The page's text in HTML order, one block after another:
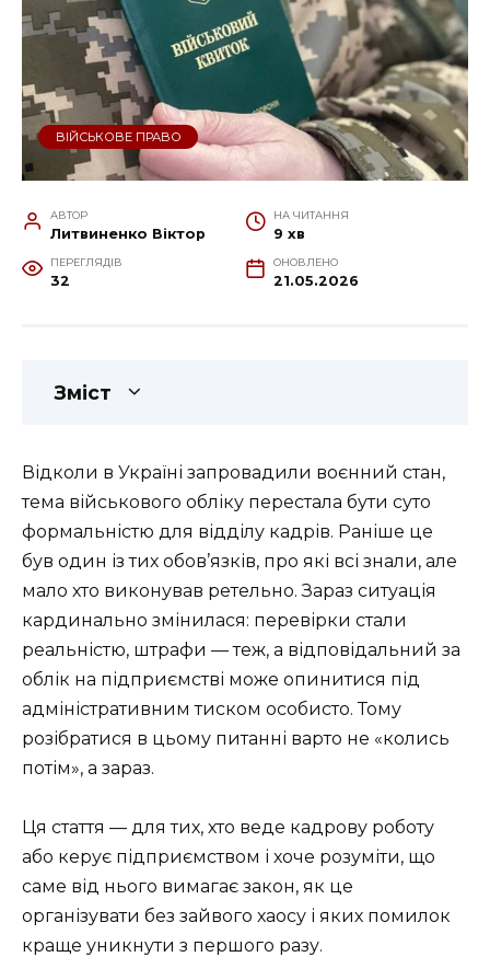
ВІЙСЬКОВЕ ПРАВО
АВТОР
Литвиненко Віктор
НА ЧИТАННЯ
9 хв
ПЕРЕГЛЯДІВ
32
ОНОВЛЕНО
21.05.2026
Зміст
Відколи в Україні запровадили воєнний стан,
тема військового обліку перестала бути суто
формальністю для відділу кадрів. Раніше це
був один із тих обов’язків, про які всі знали, але
мало хто виконував ретельно. Зараз ситуація
кардинально змінилася: перевірки стали
реальністю, штрафи — теж, а відповідальний за
облік на підприємстві може опинитися під
адміністративним тиском особисто. Тому
розібратися в цьому питанні варто не «колись
потім», а зараз.
Ця стаття — для тих, хто веде кадрову роботу
або керує підприємством і хоче розуміти, що
саме від нього вимагає закон, як це
організувати без зайвого хаосу і яких помилок
краще уникнути з першого разу.